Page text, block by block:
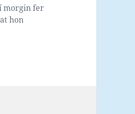
morgin fer
hon
verður